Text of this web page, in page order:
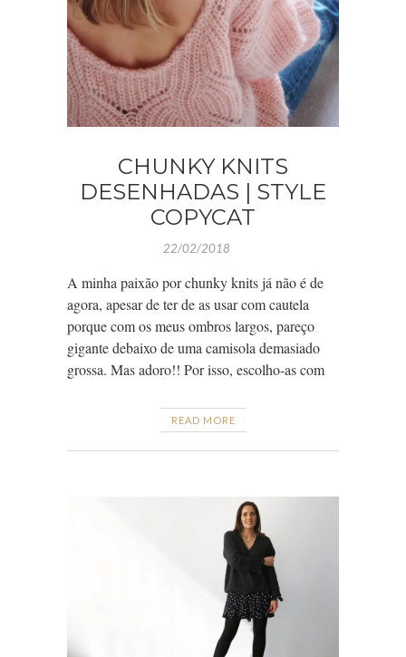
CHUNKY KNITS
DESENHADAS | STYLE
COPYCAT
22/02/2018
A minha paixão por chunky knits já não é de
agora, apesar de ter de as usar com cautela
porque com os meus ombros largos, pareço
gigante debaixo de uma camisola demasiado
grossa. Mas adoro!! Por isso, escolho-as com
READ MORE